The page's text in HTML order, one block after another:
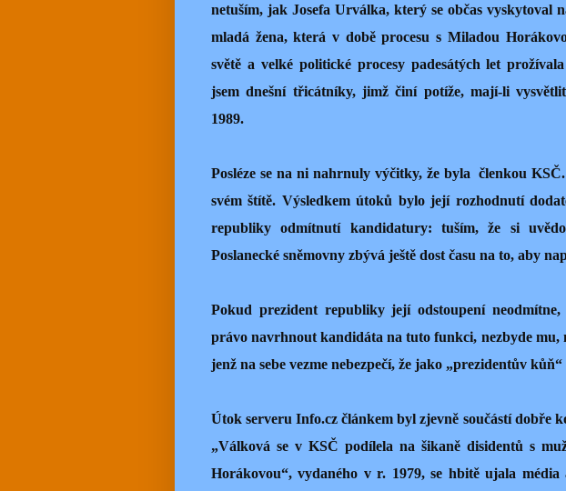
netuším, jak Josefa Urválka, který se občas vyskytoval
mladá žena, která v době procesu s Miladou
světě a velké politické procesy padesátých let
jsem dnešní třicátníky, jimž činí potíže, mají-li
1989.
Posléze se na ni nahrnuly výčitky, že byla členkou
svém štítě. Výsledkem útoků bylo její rozhodnutí
republiky odmítnutí kandidatury: tuším, že si
Poslanecké sněmovny zbývá ještě dost času na to, aby
Pokud prezident republiky její odstoupení
právo navrhnout kandidáta na tuto funkci, nezbyde mu,
jenž na sebe vezme nebezpečí, že jako „prezidentův
Útok serveru Info.cz článkem byl zjevně součástí dobře
„Válková se v KSČ podílela na šikaně disidentů s
Horákovou“, vydaného v r. 1979, se hbitě ujala média